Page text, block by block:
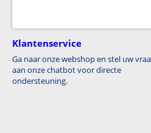
Klantenservice
Ga naar onze webshop en stel uw
aan onze chatbot voor directe
ondersteuning.